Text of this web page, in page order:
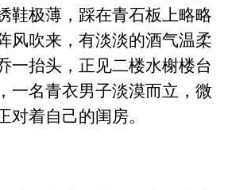
鞋极薄，踩在青石板上略略
风吹来，有淡淡的酒气温柔
一抬头，正见二楼水榭楼台
一名青衣男子淡漠而立，微
对着自己的闺房。